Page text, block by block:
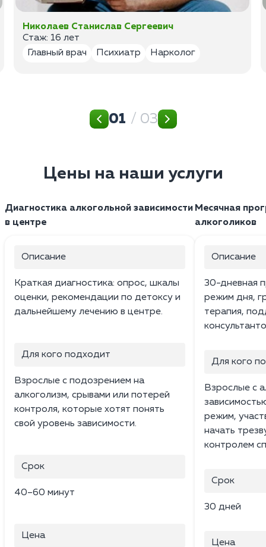
Николаев Станислав Сергеевич
Стаж: 16 лет
Главный врач
Психиатр Нарколог
01 / 03
Цены на наши услуги
Диагностика алкогольной зависимости
в центре
Описание
Краткая диагностика: опрос, шкалы
оценки, рекомендации по детоксу и
дальнейшему лечению в центре.
Для кого подходит
Взрослые с подозрением на
алкоголизм, срывами или потерей
контроля, которые хотят понять
свой уровень зависимости.
Срок
40–60 минут
Цена
Месячная
алкоголиков
Описание
30-дневная
режим дня,
терапия,
Для кого
Взрослые с
режим,
начать
контролем
Срок
30 дней
Цена